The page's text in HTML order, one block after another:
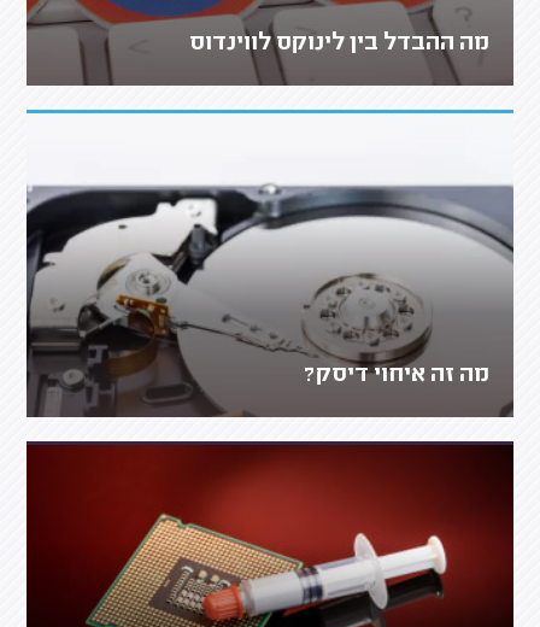
מה ההבדל בין לינוקס לווינדוס
מה זה איחוי דיסק?